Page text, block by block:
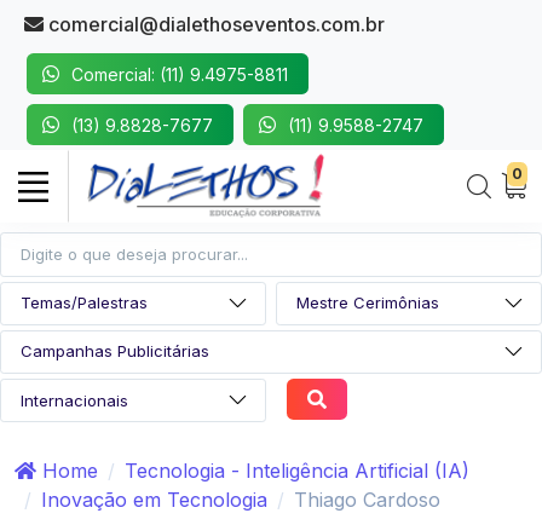
comercial@dialethoseventos.com.br
Comercial: (11) 9.4975-8811
(13) 9.8828-7677 (11) 9.9588-2747
0
Home
Tecnologia - Inteligência Artificial (IA)
Inovação em Tecnologia
Thiago Cardoso